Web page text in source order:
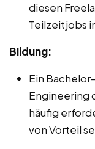
diesen
Teilzeitjobs
Bildung:
Ein
Engineering
häufig
von Vorteil